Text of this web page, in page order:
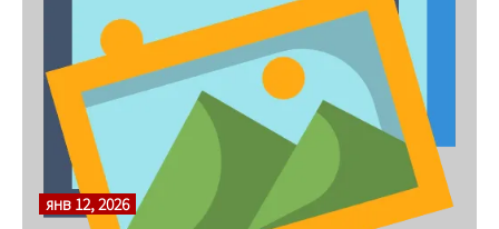
янв 12, 2026